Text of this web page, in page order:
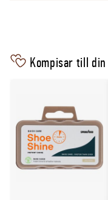
Borsta eller torka
lufttorka utan
lämplig skokräm,
först på en mindre
Kompisar till